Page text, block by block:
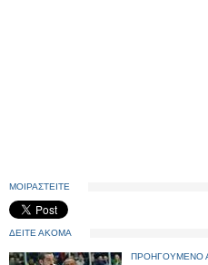
ΜΟΙΡΑΣΤΕΙΤΕ
ΔΕΙΤΕ ΑΚΟΜΑ
ΠΡΟΗΓΟΥΜΕΝΟ